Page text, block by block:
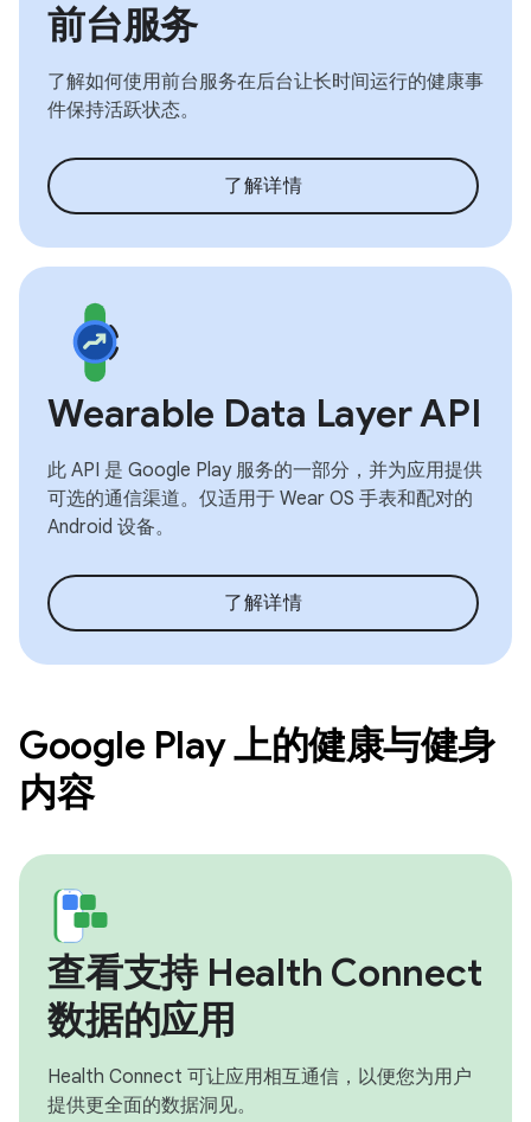
前台服务
了解如何使用前台服务在后台让长时间运行的健康事
件保持活跃状态。
了解详情
Wearable Data Layer API
此 API 是 Google Play 服务的一部分，并为应用提供
可选的通信渠道。仅适用于 Wear OS 手表和配对的
Android 设备。
了解详情
Google Play 上的健康与健身
内容
查看支持 Health Connect
数据的应用
Health Connect 可让应用相互通信，以便您为用户
提供更全面的数据洞见。